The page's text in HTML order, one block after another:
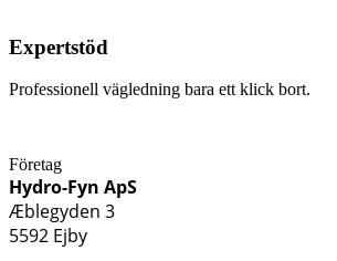
Expertstöd
Professionell vägledning bara ett klick bort.
Företag
Hydro-Fyn ApS
Æblegyden 3
5592 Ejby